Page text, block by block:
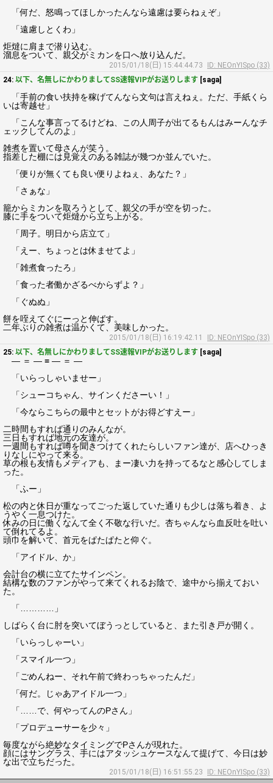
「何だ、怒鳴ってほしかったんなら遠慮は要らねぇぞ」
「遠慮しとくわ」
炬燵に肩まで潜り込む。
溜息をついて、親父がミカンを口へ放り込んだ。
2015/01/18(日) 15:44:44.73
ID: NEOnYISpo (33)
24: 以下、名無しにかわりましてSS速報VIPがお送りします [saga]
「手前の食い扶持を稼げてんなら文句は言えねぇ。ただ、手紙くら
いは寄越せ」
「こんな事言ってるけどね、この人周子が出てるもんはみーんなチ
ェックしてんのよ」
雑煮を置いて母さんが笑う。
指差した棚には見覚えのある雑誌が幾つか並んでいた。
「便りが無くても良い便りよねぇ、あなた？」
「さぁな」
籠からミカンを取ろうとして、親父の手が空を切った。
膝に手をついて炬燵から立ち上がる。
「周子。明日から店立て」
「えー、ちょっとは休ませてよ」
「雑煮食ったろ」
「食った者働かざるべからずよ？」
「ぐぬぬ」
餅を咥えてぐにーっと伸ばす。
二年ぶりの雑煮は温かくて、美味しかった。
2015/01/18(日) 16:19:42.11
ID: NEOnYISpo (33)
25: 以下、名無しにかわりましてSS速報VIPがお送りします [saga]
― ＝ ― ≡ ― ＝ ―
「いらっしゃいませー」
「シューコちゃん、サインくださーい！」
「今ならこちらの最中とセットがお得どすえー」
二時間もすれば通りのみんなが。
三日もすれば地元の友達が。
一週間もすれば噂を聞きつけてくれたらしいファン達が、店へひっき
りなしにやって来る。
草の根も友情もメディアも、まー凄い力を持ってるなと感心してしま
った。
「ふー」
松の内と休日が重なってごった返していた通りも少しは落ち着き、よ
うやく一息つけた。
休みの日に働くなんて全く不敬な行いだ。杏ちゃんなら血反吐を吐い
て倒れてるよ。
頭巾を解いて、首元をぱたぱたと仰ぐ。
「アイドル、か」
会計台の横に立てたサインペン。
結構な数のファンがやって来てくれるお陰で、途中から揃えておい
た。
「…………」
しばらく台に肘を突いてぼうっとしていると、また引き戸が開く。
「いらっしゃーい」
「スマイル一つ」
「ごめんねー、それ午前で終わっちゃったんだ」
「何だ。じゃあアイドル一つ」
「……で、何やってんのPさん」
「プロデューサーを少々」
毎度ながら絶妙なタイミングでPさんが現れた。
顔にはサングラス、手にはアタッシュケースなんて提げて、今日は妙
な出で立ちだった。
2015/01/18(日) 16:51:55.23 ID: NEOnYISpo (33)